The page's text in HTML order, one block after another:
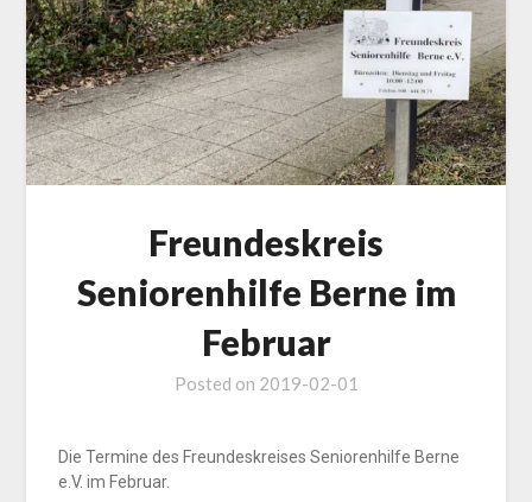
Freundeskreis
Seniorenhilfe Berne im
Februar
Posted on 2019-02-01
Die Termine des Freundeskreises Seniorenhilfe Berne
e.V. im Februar.